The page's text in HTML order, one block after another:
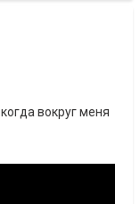
вокруг меня